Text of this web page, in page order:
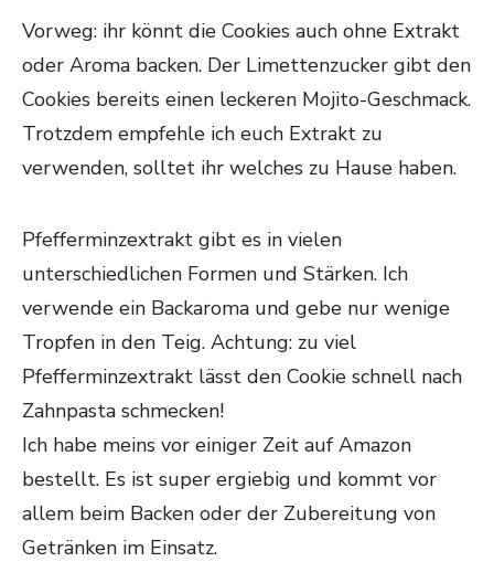
Vorweg: ihr könnt die Cookies auch ohne Extrakt
oder Aroma backen. Der Limettenzucker gibt den
Cookies bereits einen leckeren Mojito-Geschmack.
Trotzdem empfehle ich euch Extrakt zu
verwenden, solltet ihr welches zu Hause haben.
Pfefferminzextrakt gibt es in vielen
unterschiedlichen Formen und Stärken. Ich
verwende ein Backaroma und gebe nur wenige
Tropfen in den Teig. Achtung: zu viel
Pfefferminzextrakt lässt den Cookie schnell nach
Zahnpasta schmecken!
Ich habe meins vor einiger Zeit auf Amazon
bestellt. Es ist super ergiebig und kommt vor
allem beim Backen oder der Zubereitung von
Getränken im Einsatz.